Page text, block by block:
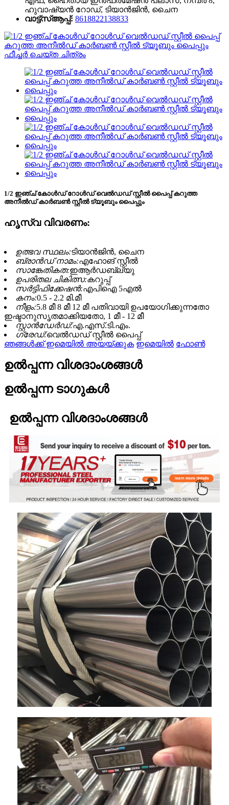
ഹുവാഷ്യൻ റോഡ്, ടിയാൻജിൻ, ചൈന
വാട്ട്‌സ്ആപ്പ്: 8618822138833
1/2 ഇഞ്ച് കോൾഡ് റോൾഡ് വെൽഡഡ് സ്റ്റീൽ പൈപ്പ് കറുത്ത
അനീൽഡ് കാർബൺ സ്റ്റീൽ ട്യൂബും പൈപ്പും
ഹൃസ്വ വിവരണം:
ഉത്ഭവ സ്ഥലം:ടിയാൻജിൻ, ചൈന
ബ്രാൻഡ് നാമം:എഹോങ് സ്റ്റീൽ
സാങ്കേതികത:ഇആർഡബ്ല്യു
ഉപരിതല ചികിത്സ:കറുപ്പ്
സർട്ടിഫിക്കേഷൻ:എപിഐ 5എൽ
കനം:0.5 - 2.2 മി.മീ
നീളം:5.8 മീ 8 മീ 12 മീ പതിവായി ഉപയോഗിക്കുന്നതോ
ഇഷ്ടാനുസൃതമാക്കിയതോ, 1 മീ - 12 മീ
സ്റ്റാൻഡേർഡ്:എ.എസ്.ടി.എം.
ഗ്രേഡ്:വെൽഡഡ് സ്റ്റീൽ പൈപ്പ്
ഞങ്ങൾക്ക് ഇമെയിൽ അയയ്ക്കുക ഇമെയിൽ ഫോൺ
ഉൽപ്പന്ന വിശദാംശങ്ങൾ
ഉൽപ്പന്ന ടാഗുകൾ
ഉൽപ്പന്ന വിശദാംശങ്ങൾ